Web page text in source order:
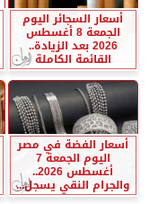
أسعار السجائر اليوم
الجمعة 8 أغسطس
2026 بعد الزيادة..
القائمة الكاملة
أسعار الفضة في مصر
اليوم الجمعة 7
أغسطس 2026..
والجرام النقي يسجل...